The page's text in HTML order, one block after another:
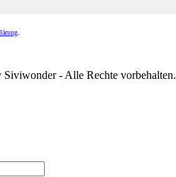
- Alle Rechte vorbehalten.